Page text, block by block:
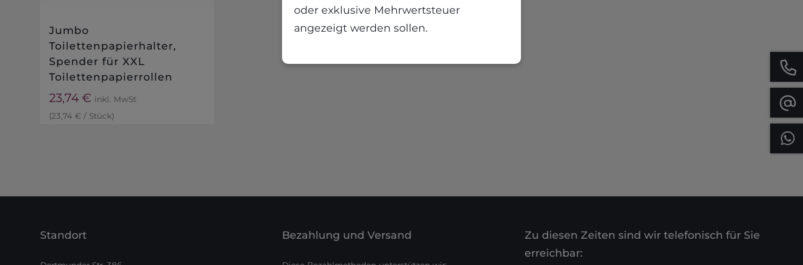
oder exklusive Mehrwertsteuer
angezeigt werden sollen.
Jumbo
Toilettenpapierhalter,
Spender für XXL
Toilettenpapierrollen
23,74€ inkl. MwSt
(23,74€ / Stück)
Standort Bezahlung und Versand
Zu diesen Zeiten sind wir telefonisch für Sie
erreichbar: